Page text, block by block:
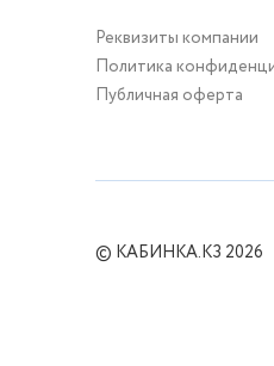
Реквизиты компании
Политика
Публичная оферта
© КАБИНКА.КЗ 2026